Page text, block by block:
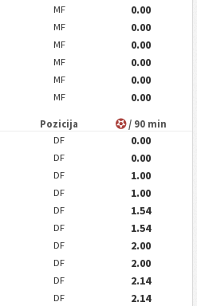
MF
0.00
MF
0.00
MF
0.00
MF
0.00
MF
0.00
MF 0.00
Pozicija / 90 min
DF
0.00
DF
0.00
DF
1.00
DF
1.00
DF
1.54
DF
1.54
DF
2.00
DF
2.00
DF
2.14
DF 2.14